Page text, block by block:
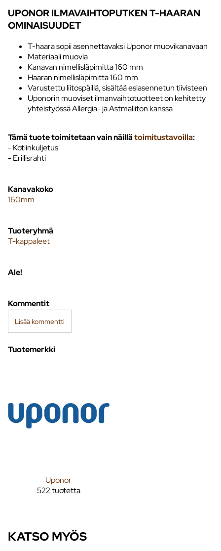
UPONOR ILMAVAIHTOPUTKEN T-HAARAN
OMINAISUUDET
T-haara sopii asennettavaksi Uponor muovikanavaan
Materiaali muovia
Kanavan nimellisläpimitta 160 mm
Haaran nimellisläpimitta 160 mm
Varustettu liitospäillä, sisältää esiasennetun tiivisteen
Uponorin muoviset ilmanvaihtotuotteet on kehitetty
yhteistyössä Allergia- ja Astmaliiton kanssa
Tämä tuote toimitetaan vain näillätoimitustavoilla:
- Kotiinkuljetus
- Erillisrahti
Kanavakoko
160mm
Tuoteryhmä
T-kappaleet
Ale!
Kommentit
Lisää kommentti
Tuotemerkki
Uponor
522 tuotetta
KATSO MYÖS